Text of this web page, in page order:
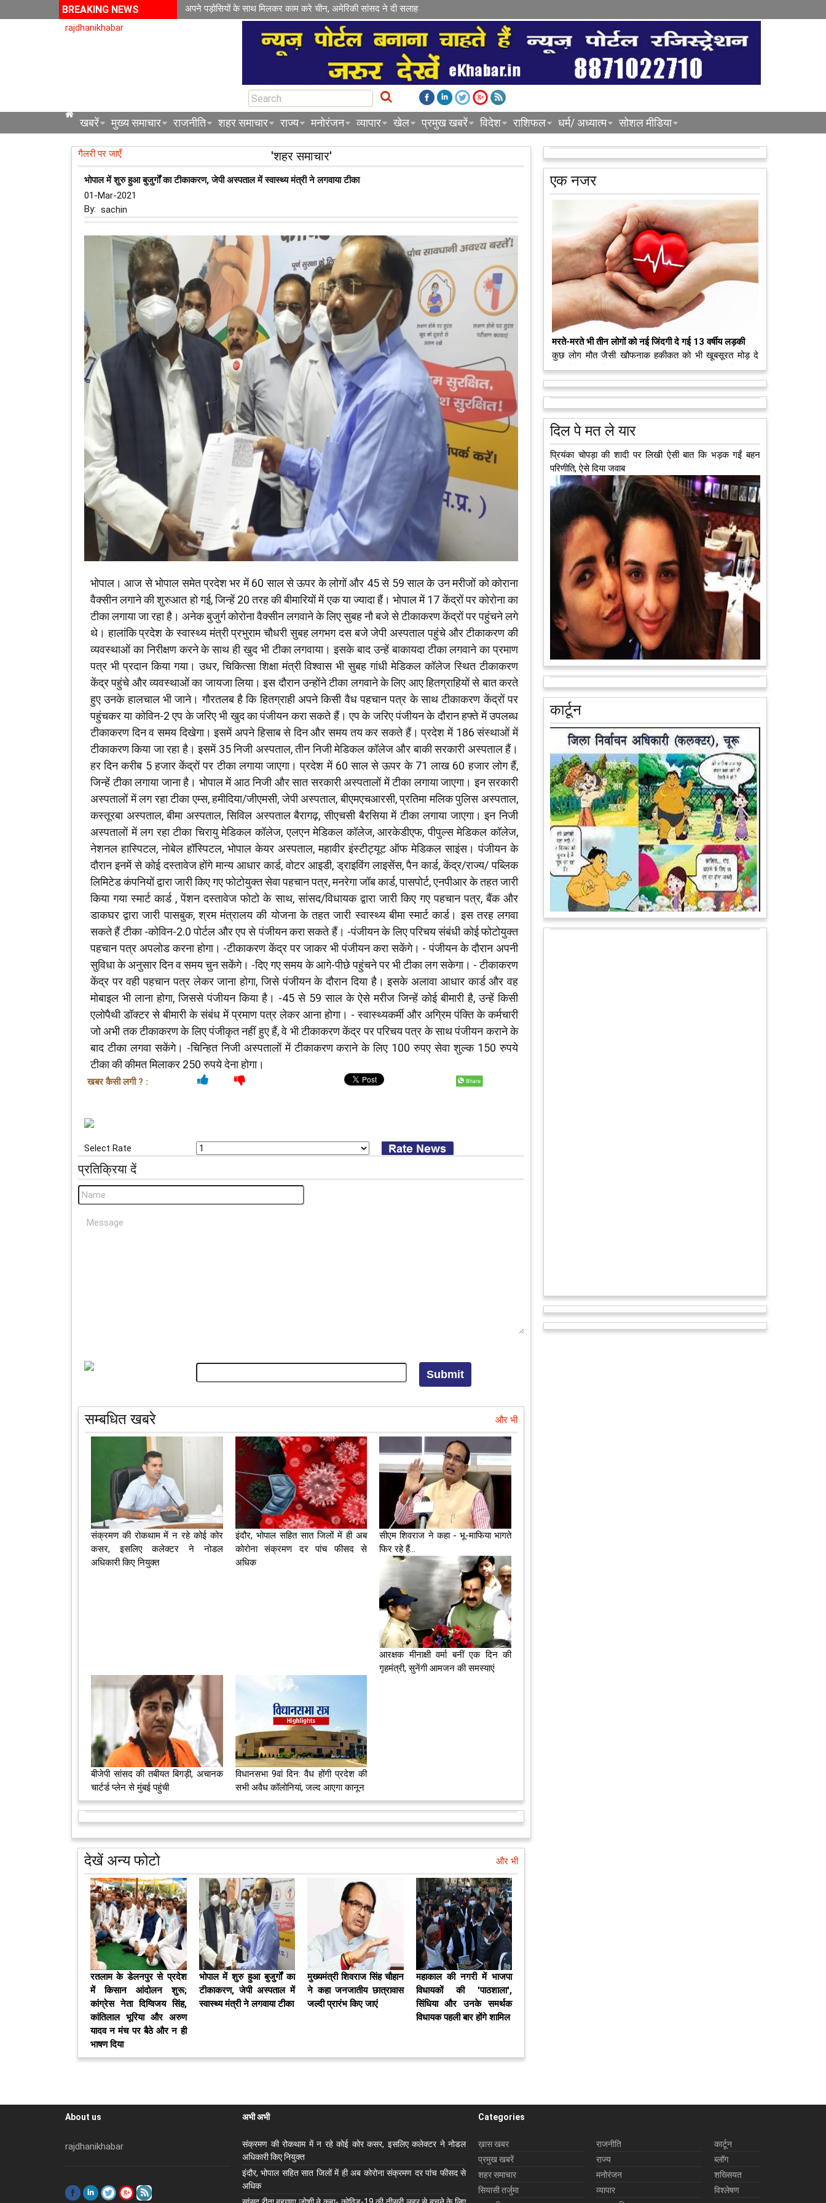
BREAKING NEWS
अपने पड़ोसियों के साथ मिलकर काम करे चीन, अमेरिकी सांसद ने दी सलाह
rajdhanikhabar
खबरें मुख्य समाचार राजनीति शहर समाचार राज्य मनोरंजन व्यापार खेल प्रमुख खबरें विदेश राशिफल धर्म/ अध्यात्म सोशल मीडिया
गैलरी पर जाएँ 'शहर समाचार'
भोपाल में शुरु हुआ बुजुर्गों का टीकाकरण, जेपी अस्‍पताल में स्‍वास्‍थ्‍य मंत्री ने लगवाया टीका
01-Mar-2021
By: sachin
भोपाल। आज से भोपाल समेत प्रदेश भर में 60 साल से ऊपर के लोगों और 45 से 59 साल के उन मरीजों को कोराना
वैक्‍सीन लगाने की शुरुआत हो गई, जिन्हें 20 तरह की बीमारियों में एक या ज्यादा हैं। भोपाल में 17 केंद्रों पर कोरोना का
टीका लगाया जा रहा है। अनेक बुजुर्ग कोरोना वैक्‍सीन लगवाने के लिए सुबह नौ बजे से टीकाकरण केंद्रों पर पहुंचने लगे
थे। हालांकि प्रदेश के स्‍वास्‍थ्‍य मंत्री प्रभुराम चौधरी सुबह लगभग दस बजे जेपी अस्‍पताल पहुंचे और टीकाकरण की
व्‍यवस्‍थाओं का निरीक्षण करने के साथ ही खुद भी टीका लगवाया। इसके बाद उन्‍हें बाकायदा टीका लगवाने का प्रमाण
पत्र भी प्रदान किया गया। उधर, चिकित्‍सा शिक्षा मंत्री विश्‍वास भी सुबह गांधी मेडिकल कॉलेज स्थित टीकाकरण
केंद्र पहुंचे और व्‍यवस्‍थाओं का जायजा लिया। इस दौरान उन्‍होंने टीका लगवाने के लिए आए हितग्राहियों से बात करते
हुए उनके हालचाल भी जाने। गौरतलब है कि हितग्राही अपने किसी वैध पहचान पत्र के साथ टीकाकरण केंद्रों पर
पहुंचकर या कोविन-2 एप के जरिए भी खुद का पंजीयन करा सकते हैं। एप के जरिए पंजीयन के दौरान हफ्ते में उपलब्ध
टीकाकरण दिन व समय दिखेगा। इसमें अपने हिसाब से दिन और समय तय कर सकते हैं। प्रदेश में 186 संस्थाओं में
टीकाकरण किया जा रहा है। इसमें 35 निजी अस्पताल, तीन निजी मेडिकल कॉलेज और बाकी सरकारी अस्पताल हैं।
हर दिन करीब 5 हजार केंद्रों पर टीका लगाया जाएगा। प्रदेश में 60 साल से ऊपर के 71 लाख 60 हजार लोग हैं,
जिन्हें टीका लगाया जाना है। भोपाल में आठ निजी और सात सरकारी अस्पतालों में टीका लगाया जाएगा। इन सरकारी
अस्पतालों में लग रहा टीका एम्स, हमीदिया/जीएमसी, जेपी अस्पताल, बीएमएचआरसी, प्रतिमा मलिक पुलिस अस्पताल,
कस्तूरबा अस्पताल, बीमा अस्पताल, सिविल अस्पताल बैरागढ़, सीएचसी बैरसिया में टीका लगाया जाएगा। इन निजी
अस्पतालों में लग रहा टीका चिरायु मेडिकल कॉलेज, एलएन मेडिकल कॉलेज, आरकेडीएफ, पीपुल्स मेडिकल कॉलेज,
नेशनल हास्पिटल, नोबेल हॉस्पिटल, भोपाल केयर अस्पताल, महावीर इंस्टीट्यूट ऑफ मेडिकल साइंस। पंजीयन के
दौरान इनमें से कोई दस्तावेज होंगे मान्य आधार कार्ड, वोटर आइडी, ड्राइविंग लाइसेंस, पैन कार्ड, केंद्र/राज्य/ पब्लिक
लिमिटेड कंपनियों द्वारा जारी किए गए फोटोयुक्त सेवा पहचान पत्र, मनरेगा जॉब कार्ड, पासपोर्ट, एनपीआर के तहत जारी
किया गया स्मार्ट कार्ड , पेंशन दस्तावेज फोटो के साथ, सांसद/विधायक द्वारा जारी किए गए पहचान पत्र, बैंक और
डाकघर द्वारा जारी पासबुक, श्रम मंत्रालय की योजना के तहत जारी स्वास्थ्य बीमा स्मार्ट कार्ड। इस तरह लगवा
सकते हैं टीका -कोविन-2.0 पोर्टल और एप से पंजीयन करा सकते हैं। -पंजीयन के लिए परिचय संबंधी कोई फोटोयुक्त
पहचान पत्र अपलोड करना होगा। -टीकाकरण केंद्र पर जाकर भी पंजीयन करा सकेंगे। - पंजीयन के दौरान अपनी
सुविधा के अनुसार दिन व समय चुन सकेंगे। -दिए गए समय के आगे-पीछे पहुंचने पर भी टीका लग सकेगा। - टीकाकरण
केंद्र पर वही पहचान पत्र लेकर जाना होगा, जिसे पंजीयन के दौरान दिया है। इसके अलावा आधार कार्ड और वह
मोबाइल भी लाना होगा, जिससे पंजीयन किया है। -45 से 59 साल के ऐसे मरीज जिन्हें कोई बीमारी है, उन्हें किसी
एलोपैथी डॉक्टर से बीमारी के संबंध में प्रमाण पत्र लेकर आना होगा। - स्वास्थ्यकर्मी और अग्रिम पंक्ति के कर्मचारी
जो अभी तक टीकाकरण के लिए पंजीकृत नहीं हुए हैं, वे भी टीकाकरण केंद्र पर परिचय पत्र के साथ पंजीयन कराने के
बाद टीका लगवा सकेंगे। -चिन्हित निजी अस्पतालों में टीकाकरण कराने के लिए 100 रुपए सेवा शुल्क 150 रुपये
टीका की कीमत मिलाकर 250 रुपये देना होगा।
खबर कैसी लगी ? :
Select Rate
प्रतिक्रिया दें
सम्बधित खबरे और भी
संक्रमण की रोकथाम में न रहे कोई कोर
कसर, इसलिए कलेक्‍टर ने नोडल
अधिकारी किए नियुक्‍त
इंदौर, भोपाल सहित सात जिलों में ही अब
कोरोना संक्रमण दर पांच फीसद से
अधिक
सीएम शिवराज ने कहा - भू-माफिया भागते
फिर रहे हैं...
आरक्षक मीनाक्षी वर्मा बनीं एक दिन की
गृहमंत्री, सुनेंगी आमजन की समस्याएं
बीजेपी सांसद की तबीयत बिगड़ी, अचानक
चार्टर्ड प्लेन से मुंबई पहुंची
विधानसभा 9वां दिन: वैध होंगी प्रदेश की
सभी अवैध कॉलोनियां, जल्द आएगा कानून
देखें अन्य फोटो और भी
रतलाम के डेलनपुर से प्रदेश
में किसान आंदोलन शुरू;
कांग्रेस नेता दिग्विजय सिंह,
कांतिलाल भूरिया और अरुण
यादव न मंच पर बैठे और न ही
भाषण दिया
भोपाल में शुरु हुआ बुजुर्गों का
टीकाकरण, जेपी अस्‍पताल में
स्‍वास्‍थ्‍य मंत्री ने लगवाया टीका
मुख्यमंत्री शिवराज सिंह चौहान
ने कहा जनजातीय छात्रावास
जल्‍दी प्रारंभ किए जाएं
महाकाल की नगरी में भाजपा
विधायकों की 'पाठशाला',
सिंधिया और उनके समर्थक
विधायक पहली बार होंगे शामिल
एक नजर
मरते-मरते भी तीन लोगों को नई जिंदगी दे गई 13 वर्षीय लड़की
कुछ लोग मौत जैसी खौफनाक हकीकत को भी खूबसूरत मोड़ दे
जाते हैं। वह मरने के बाद भी इस धरती पर अपने आप को जीवित
छोड़ ज़ाते हैं। दुनिया को अलविदा कह चुकी 13... आगे पढ़ें
अब एक आइडिया बदलेगा हिमाचल के युवाओं की किस्मत, जानिए
हमीरपुर में अब एक आइडिया युवाओं की किस्मत बदलने जा रहा है।
भारत सरकार के स्टार्टअप मिशन के तहत सबंधित टीम मोबाइल
वैन के जरिए पूरे देश के कोने-कोने मे... आगे पढ़ें
आरक्षण के विरोध में राजा भैया बोले, प्रमोशन का आधार गुणवत्ता
और वरिष्ठता हो, जाति नहीं
प्रतापगढ़ के कुंडा से बाहुबली विधायक रघुराज प्रताप सिंह उर्फ
राजा भैया ने शुक्रवार को लखनऊ में प्रेस कांफ्रेंस कर नई
राजनीतिक पार्टी बनाने की आधिकारिक... आगे पढ़ें
पेट पकड़ कर हंसने पर मजबूर हो जायेंगे आप जानवरों की ये अदाएं
देखकर
कल्पना कीजिये उस दृश्य की, जिसमें कोई गिलहरी किसी मेंढक के
साथ लिप-लॉक कर रही हो। गिलहरी झूला झूल रही हो। आगे पढ़ें
दिल पे मत ले यार
...तो अब खुशी से मरने को भी तैयार हैं मौनी रॉय
कार्टून
About us
rajdhanikhabar
अभी अभी
संक्रमण की रोकथाम में न रहे कोई कोर कसर, इसलिए कलेक्‍टर ने नोडल
अधिकारी किए नियुक्‍त
इंदौर, भोपाल सहित सात जिलों में ही अब कोरोना संक्रमण दर पांच फीसद से
अधिक
Categories
ख़ास खबर
प्रमुख खबरें
शहर समाचार
सियासी तर्जुमा
राजनीति
राज्य
मनोरंजन
व्यापार
कार्टून
ब्लॉग
शख्सियत
विश्लेषण